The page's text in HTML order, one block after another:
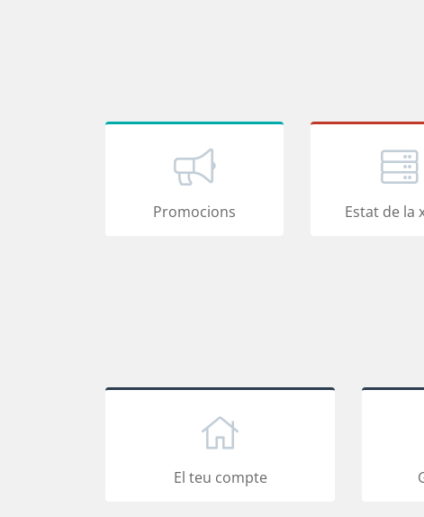
Promocions Estat de la
El teu compte